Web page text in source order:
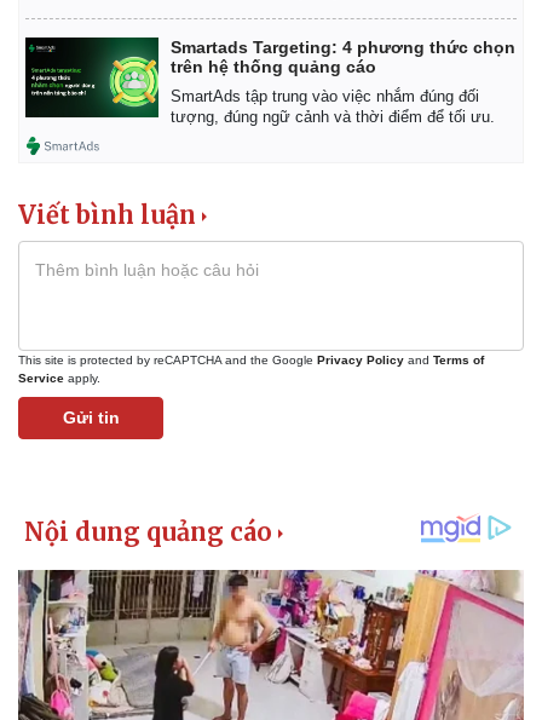
Kinh tế
Tỷ giá
Smartads Targeting: 4 phương thức chọn
trên hệ thống quảng cáo
SmartAds tập trung vào việc nhắm đúng đối
tượng, đúng ngữ cảnh và thời điểm để tối ưu.
Viết bình luận
This site is protected by reCAPTCHA and the Google Privacy Policy and Terms of
Service apply.
Gửi tin